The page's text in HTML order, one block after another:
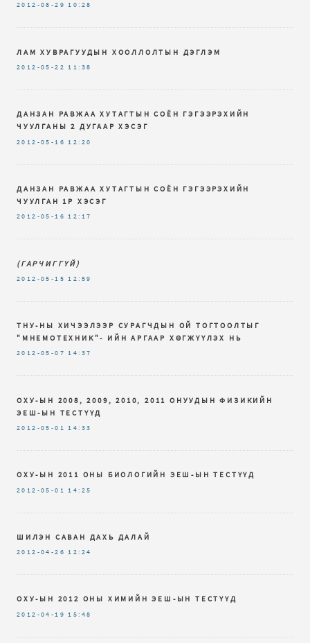
2012-08-29 10:28
ЛАМ ХУВРАГУУДЫН ХООЛЛОЛТЫН ДЭГЛЭМ
2012-05-22 11:38
ДАНЗАН РАВЖАА ХУТАГТЫН СОЁН ГЭГЭЭРЭХИЙН
ЧУУЛГАНЫ 2 ДУГААР ХЭСЭГ
2012-05-16 12:20
ДАНЗАН РАВЖАА ХУТАГТЫН СОЁН ГЭГЭЭРЭХИЙН
ЧУУЛГАН 1Р ХЭСЭГ
2012-05-16 12:17
(ГАРЧИГГҮЙ)
2012-05-15 12:59
ТНУ-НЫ ХИЧЭЭЛЭЭР СУРАГЧДЫН ОЙ ТОГТООЛТЫГ
"МНЕМОТЕХНИК"- ИЙН АРГААР ХӨГЖҮҮЛЭХ НЬ
2012-05-07 14:37
ОХУ-ЫН 2008, 2009, 2010, 2011 ОНУУДЫН ФИЗИКИЙН
ЭЕШ-ЫН ТЕСТҮҮД
2012-05-01 14:33
ОХУ-ЫН 2011 ОНЫ БИОЛОГИЙН ЭЕШ-ЫН ТЕСТҮҮД
2012-05-01 14:25
ШИЛЭН САВАН ДАХЬ ДАЛАЙ
2012-04-26 12:24
ОХУ-ЫН 2012 ОНЫ ХИМИЙН ЭЕШ-ЫН ТЕСТҮҮД
2012-04-19 15:48